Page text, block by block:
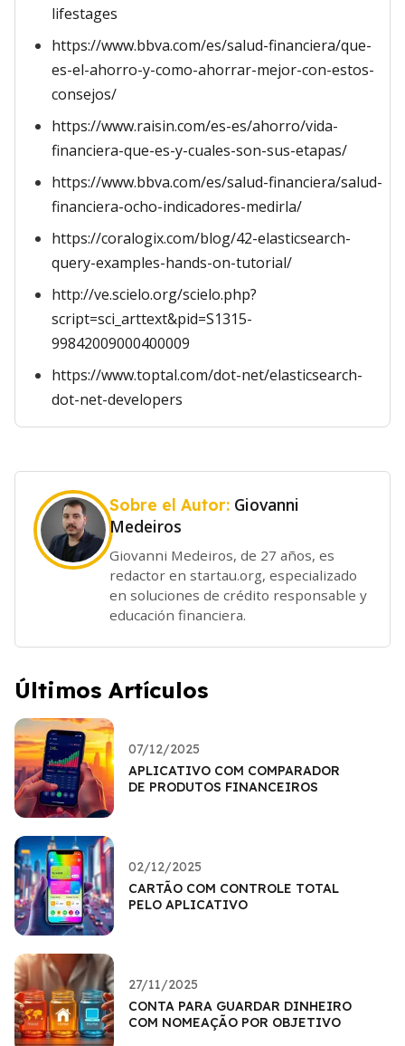
lifestages
https://www.bbva.com/es/salud-financiera/que-
es-el-ahorro-y-como-ahorrar-mejor-con-estos-
consejos/
https://www.raisin.com/es-es/ahorro/vida-
financiera-que-es-y-cuales-son-sus-etapas/
https://www.bbva.com/es/salud-financiera/salud-
financiera-ocho-indicadores-medirla/
https://coralogix.com/blog/42-elasticsearch-
query-examples-hands-on-tutorial/
http://ve.scielo.org/scielo.php?
script=sci_arttext&pid=S1315-
99842009000400009
https://www.toptal.com/dot-net/elasticsearch-
dot-net-developers
Sobre el Autor: Giovanni
Medeiros
Giovanni Medeiros, de 27 años, es
redactor en startau.org, especializado
en soluciones de crédito responsable y
educación financiera.
Últimos Artículos
07/12/2025
APLICATIVO COM COMPARADOR
DE PRODUTOS FINANCEIROS
02/12/2025
CARTÃO COM CONTROLE TOTAL
PELO APLICATIVO
27/11/2025
CONTA PARA GUARDAR DINHEIRO
COM NOMEAÇÃO POR OBJETIVO